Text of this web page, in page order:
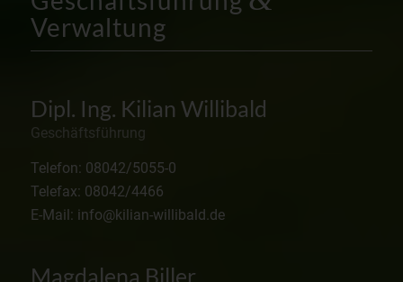
Verwaltung
Dipl. Ing. Kilian Willibald
Geschäftsführung
Telefon: 08042/5055-0
Telefax: 08042/4466
E-Mail: info@kilian-willibald.de
Magdalena Biller